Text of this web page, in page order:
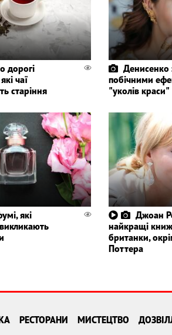
дорогі
чаї
старіння
Денисенко
побічними
"уколів краси"
які
Джоан
найкращі
британки,
Поттера
РЕСТОРАНИ МИСТЕЦТВО